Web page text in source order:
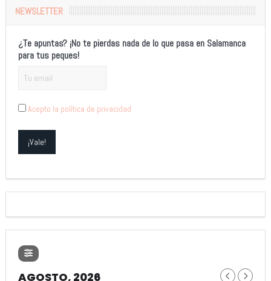
NEWSLETTER
¿Te apuntas? ¡No te pierdas nada de lo que pasa en Salamanca
para tus peques!
Acepto la política de privacidad
AGOSTO, 2026